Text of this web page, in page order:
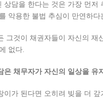
상담을 한다는 것은 가장 먼
악용한 불법 추심이 만연하
그것이 채권자들이 자신의
없다.
은 채무자가 자신의 일상을
이가 된다면 오히려 빚을 더